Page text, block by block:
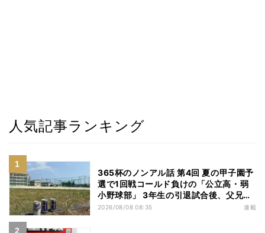
人気記事ランキング
365杯のノンアル話 第4回 夏の甲子園予
選で1回戦コールド負けの「公立高・弱
小野球部」 3年生の引退試合後、父兄
が“現場”で取り出したのは……
2026/08/08 08:35 連載